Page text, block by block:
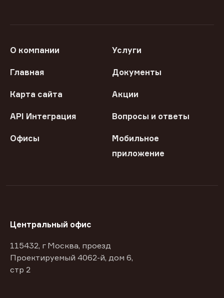
О компании Услуги
Главная Документы
Карта сайта Акции
API Интеграция Вопросы и ответы
Офисы
Мобильное
приложение
Центральный офис
115432, г Москва, проезд
Проектируемый 4062-й, дом 6,
стр 2